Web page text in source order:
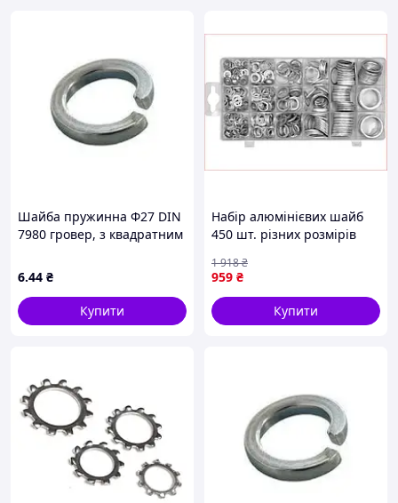
Дивитися інші стопорні шайби
Шайба пружинна Ф27 DIN
7980 гровер, з квадратним
6.44 ₴
Купити
Набір алюмінієвих шайб
450 шт. різних розмірів
в побуті та на виробництві
959 ₴
1 918₴
Купити